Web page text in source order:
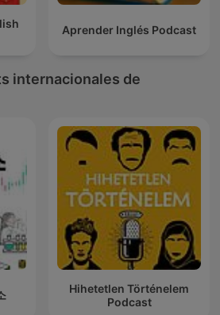
Aprender Inglés Podcast
internacionales de
Hihetetlen Történelem
Podcast